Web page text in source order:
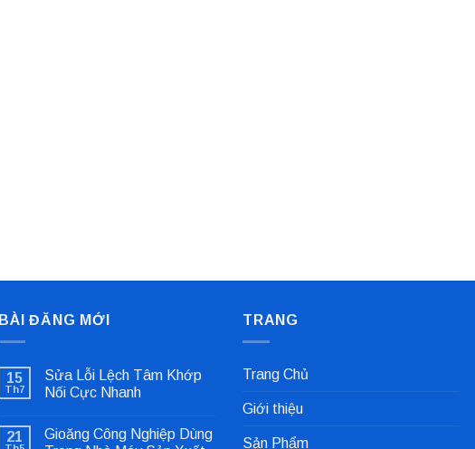
BÀI ĐĂNG MỚI
15
Th7
Sửa Lỗi Lệch Tâm Khớp
Nối Cực Nhanh
bình
luận
21
Gioăng Công Nghiệp Dùng
TRANG
Trang Chủ
Giới thiệu
Sản Phẩm